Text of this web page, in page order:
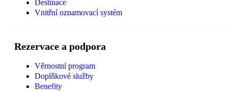
Destinace
Vnitřní oznamovací systém
Rezervace a podpora
Věrnostní program
Doplňkové služby
Benefity